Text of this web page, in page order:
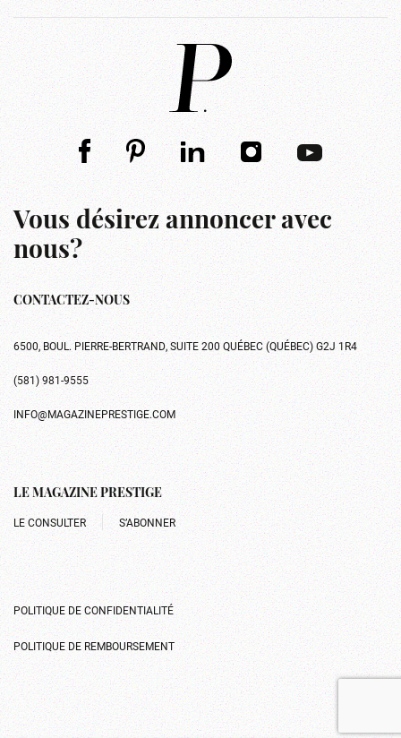
Vous désirez annoncer avec
nous?
CONTACTEZ-NOUS
6500, BOUL. PIERRE-BERTRAND, SUITE 200 QUÉBEC (QUÉBEC) G2J 1R4
(581) 981-9555
INFO@MAGAZINEPRESTIGE.COM
LE MAGAZINE PRESTIGE
LE CONSULTER S’ABONNER
POLITIQUE DE CONFIDENTIALITÉ
POLITIQUE DE REMBOURSEMENT